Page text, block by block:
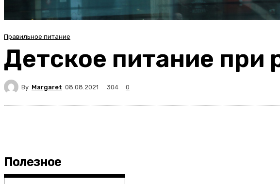
Правильное питание
Детское питание при
By Margaret 08.08.2021 304 0
Полезное